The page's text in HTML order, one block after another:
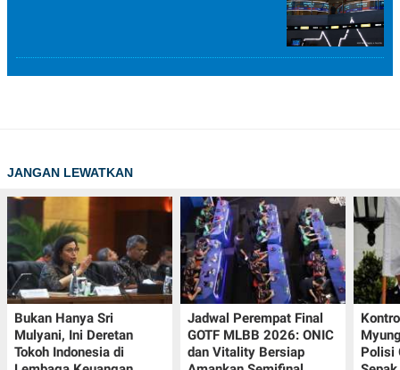
JANGAN LEWATKAN
Bukan Hanya Sri
Mulyani, Ini Deretan
Tokoh Indonesia di
Jadwal Perempat Final
GOTF MLBB 2026: ONIC
dan Vitality Bersiap
Polisi